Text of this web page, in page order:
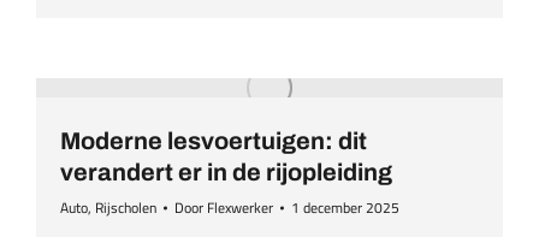
Moderne lesvoertuigen: dit
verandert er in de rijopleiding
Auto, Rijscholen DoorFlexwerker 1 december 2025